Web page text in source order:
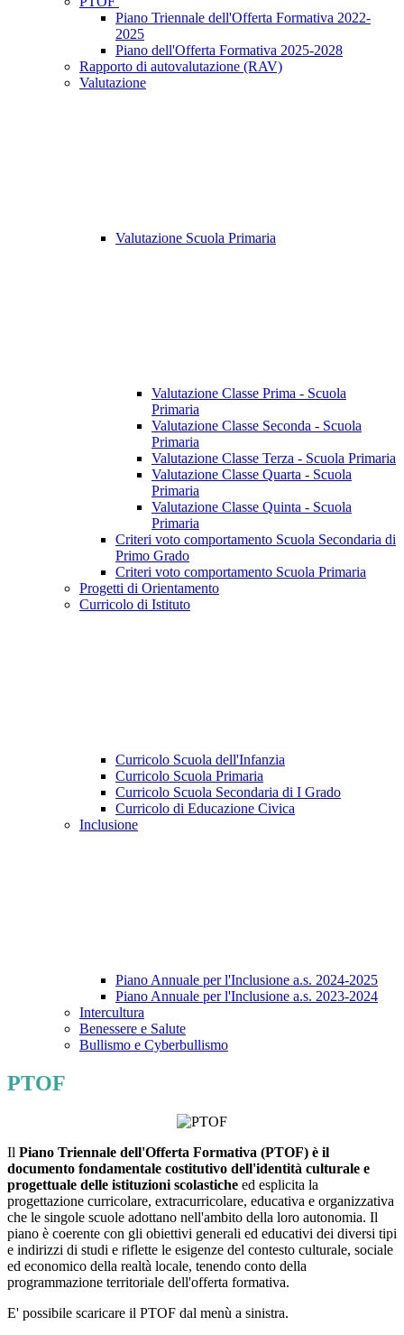
Piano Triennale dell'Offerta Formativa 2022-
2025
Piano dell'Offerta Formativa 2025-2028
Rapporto di autovalutazione (RAV)
Valutazione
Valutazione Scuola Primaria
Valutazione Classe Prima - Scuola
Primaria
Valutazione Classe Seconda - Scuola
Primaria
Valutazione Classe Terza - Scuola Primaria
Valutazione Classe Quarta - Scuola
Primaria
Valutazione Classe Quinta - Scuola
Primaria
Criteri voto comportamento Scuola Secondaria di
Primo Grado
Criteri voto comportamento Scuola Primaria
Progetti di Orientamento
Curricolo di Istituto
Curricolo Scuola dell'Infanzia
Curricolo Scuola Primaria
Curricolo Scuola Secondaria di I Grado
Curricolo di Educazione Civica
Inclusione
Piano Annuale per l'Inclusione a.s. 2024-2025
Piano Annuale per l'Inclusione a.s. 2023-2024
Intercultura
Benessere e Salute
Bullismo e Cyberbullismo
PTOF
Il Piano Triennale dell'Offerta Formativa (PTOF) è il
documento fondamentale costitutivo dell'identità culturale e
progettuale delle istituzioni scolastiche ed esplicita la
progettazione curricolare, extracurricolare, educativa e organizzativa
che le singole scuole adottano nell'ambito della loro autonomia. Il
piano è coerente con gli obiettivi generali ed educativi dei diversi tipi
e indirizzi di studi e riflette le esigenze del contesto culturale, sociale
ed economico della realtà locale, tenendo conto della
programmazione territoriale dell'offerta formativa.
E' possibile scaricare il PTOF dal menù a sinistra.